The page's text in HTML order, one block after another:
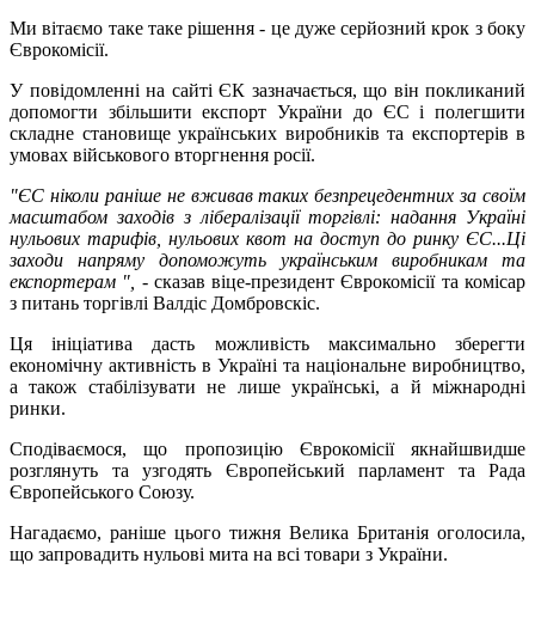
Ми вітаємо таке таке рішення - це дуже серйозний крок з боку
Єврокомісії.
У повідомленні на сайті ЄК зазначається, що він покликаний
допомогти збільшити експорт України до ЄС і полегшити
складне становище українських виробників та експортерів в
умовах військового вторгнення росії.
"ЄС ніколи раніше не вживав таких безпрецедентних за своїм
масштабом заходів з лібералізації торгівлі: надання Україні
нульових тарифів, нульових квот на доступ до ринку ЄС...Ці
заходи напряму допоможуть українським виробникам та
експортерам ", - сказав віце-президент Єврокомісії та комісар
з питань торгівлі Валдіс Домбровскіс.
Ця ініціатива дасть можливість максимально зберегти
економічну активність в Україні та національне виробництво,
а також стабілізувати не лише українські, а й міжнародні
ринки.
Сподіваємося, що пропозицію Єврокомісії якнайшвидше
розглянуть та узгодять Європейський парламент та Рада
Європейського Союзу.
Нагадаємо, раніше цього тижня Велика Британія оголосила,
що запровадить нульові мита на всі товари з України.